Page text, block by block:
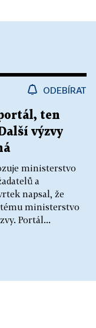
ODEBÍRAT
ten
výzvy
ministerstvo
a
napsal, že
ministerstvo
Portál...